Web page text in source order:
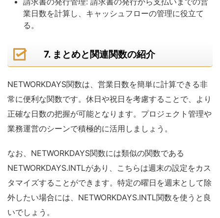
業日数を計算し、キャッシュフローの管理に役立て
る。
7. まとめと関連関数の紹介
NETWORKDAYS関数は、営業日数を簡単に計算できる非
常に便利な関数です。休日や祝日を考慮することで、より
正確な日数の把握が可能となります。プロジェクト管理や
業務運営のシーンで積極的に活用しましょう。
なお、NETWORKDAYS関数には類似の関数である
NETWORKDAYS.INTLがあり、こちらは週末の設定をカス
タマイズすることができます。特定の曜日を週末として除
外したい場合には、NETWORKDAYS.INTL関数を使うと良
いでしょう。